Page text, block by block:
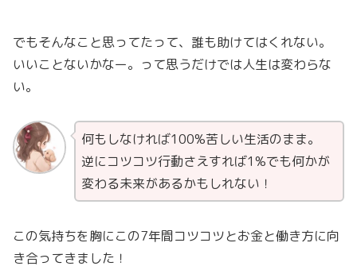
でもそんなこと思ってたって、誰も助けてはくれない。
いいことないかなー。って思うだけでは人生は変わらな
い。
何もしなければ100%苦しい生活のまま。
逆にコツコツ行動さえすれば1%でも何かが
変わる未来があるかもしれない！
この気持ちを胸にこの7年間コツコツとお金と働き方に向
き合ってきました！